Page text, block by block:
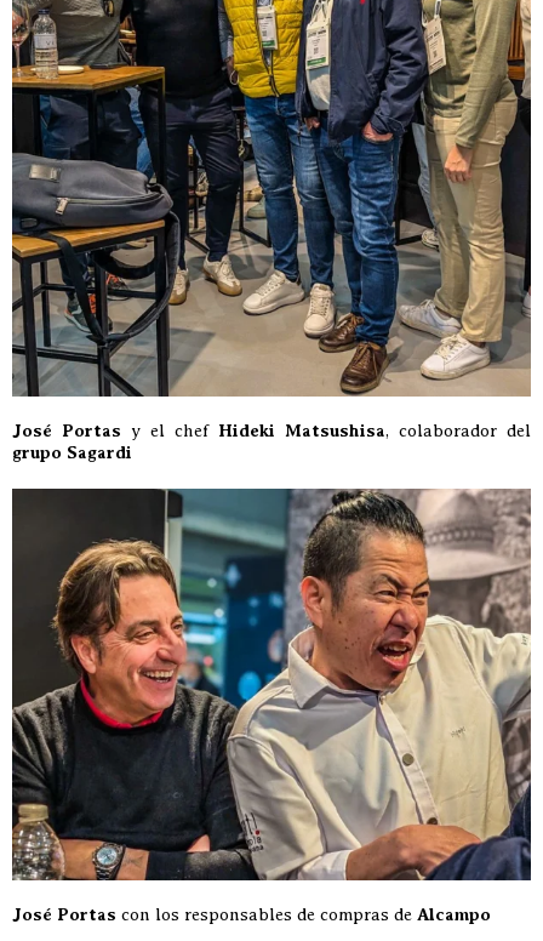
José Portas y el chef Hideki Matsushisa, colaborador del
grupo Sagardi
José Portas con los responsables de compras de Alcampo